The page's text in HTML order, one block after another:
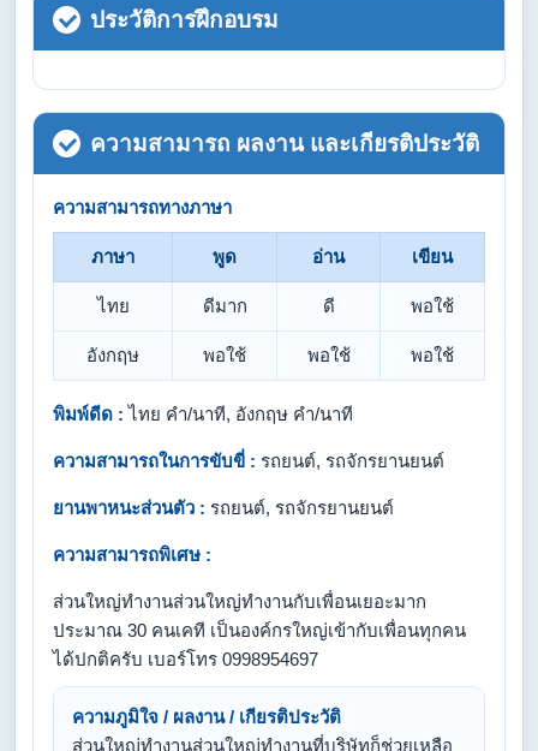
ประวัติการฝึกอบรม
ความสามารถ ผลงาน และเกียรติประวัติ
ความสามารถทางภาษา
ภาษา พูด อ่าน เขียน
ไทย ดีมาก ดี พอใช้
อังกฤษ พอใช้ พอใช้ พอใช้
พิมพ์ดีด : ไทย คำ/นาที, อังกฤษ คำ/นาที
ความสามารถในการขับขี่ : รถยนต์, รถจักรยานยนต์
ยานพาหนะส่วนตัว : รถยนต์, รถจักรยานยนต์
ความสามารถพิเศษ :
ส่วนใหญ่ทำงานส่วนใหญ่ทำงานกับเพื่อนเยอะมาก
ประมาณ 30 คนเคที เป็นองค์กรใหญ่เข้ากับเพื่อนทุกคน
ได้ปกติครับ เบอร์โทร 0998954697
ความภูมิใจ / ผลงาน / เกียรติประวัติ
ส่วนใหญ่ทำงานส่วนใหญ่ทำงานที่บริษัทก็ช่วยเหลือ